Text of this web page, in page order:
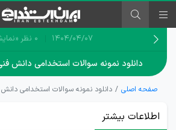
۱۴۰۴/۰۴/۰۷ 0 نظر
دانلود نمونه سوالات استخدامی دانش
صفحه اصلی دانلود نمونه سوالات استخدامی دانش
اطلاعات بیشتر